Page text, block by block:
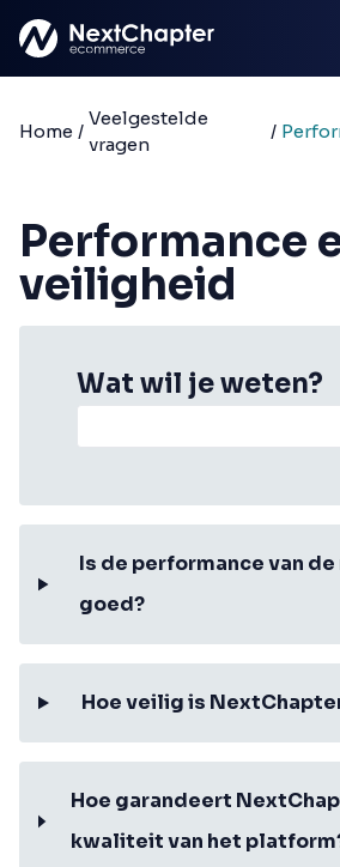
Ga naar hoofdinhoud
Home /
Veelgestelde
vragen
/
Performance
veiligheid
Wat wil je weten?
Is de performance van
goed?
Hoe veilig is
Hoe garandeert
kwaliteit van het